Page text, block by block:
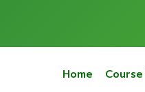
Home